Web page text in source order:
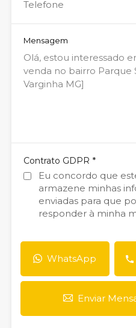
Mensagem
Contrato GDPR *
Eu concordo que
armazene minhas
enviadas para que
responder à minha
WhatsApp
Enviar